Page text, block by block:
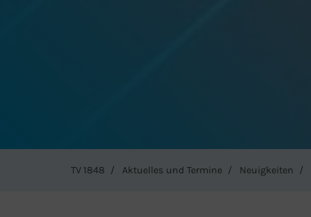
TV 1848 Aktuelles und Termine Neuigkeiten